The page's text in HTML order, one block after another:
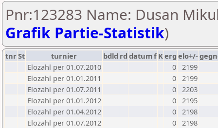
Pnr:123283 Name: Dusan
Grafik Partie-Statistik)
tnrSt turnier bdld rd datumf Kerg elo+/-
Elozahl per 01.07.2010
0 2199
Elozahl per 01.01.2011
0 2199
Elozahl per 01.07.2011
0 2203
Elozahl per 01.01.2012
0 2195
Elozahl per 01.04.2012
0 2198
Elozahl per 01.07.2012
0 2198